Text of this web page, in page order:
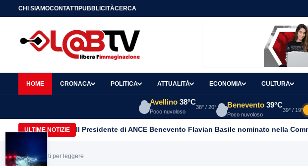
CHI SIAMOCONTATTIPUBBLICITÀCERCA
HOME CRONACA POLITICA ATTUALITÀ ECONOMIA CULTURA
Avellino 38°C
Poco nuvoloso
38° / 20° Benevento 39°C
Poco nuvoloso
39° / 19°
ULTIME NOTIZIE Il Presidente di ANCE Benevento Flavian Basile nominato nella
Home> nati per leggere